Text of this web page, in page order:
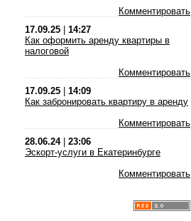
Комментировать
17.09.25
14:27
Как оформить аренду квартиры в
налоговой
Комментировать
17.09.25
14:09
Как забронировать квартиру в аренду
Комментировать
28.06.24| 23:06
Эскорт-услуги в Екатеринбурге
Комментировать